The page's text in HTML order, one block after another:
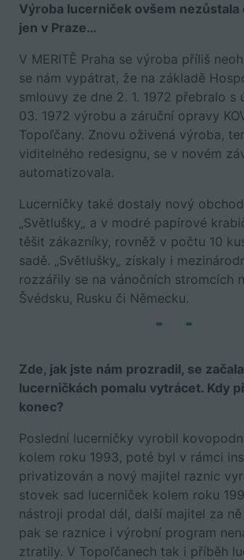
Výroba lucerniček ovšem nezůstala
jen v Praze…
V MERITĚ Praha se výroba příliš
se nám vypátrat, že na základě
smlouvy ze dne 2. 1. 1972 přebralo s
03. 1972 výrobu a záruční opravy
Topoľčany. Znovu oživená výroba,
viditelného redesignu, se v novém
automatizovala.
Lucerničky také dostaly nový
„Světlušky„ a v modré papírové
těšit zákazníky, rovněž v počtu 10
sadě. „Světlušky„ získaly i
rozzářily se na vánočních stromcích
Švédsku, Rusku či Německu.
Zde, jak jste nám prozradil, se
lucerničkách pomalu vytrácet. Kdy
konec?
Poslední lucerničky vyrobil
kolem roku 1993, poté byl v rámci
privatizován a nový majitel raznic
stovek sad lucerniček kolem roku
nástroji prodal dál, další majitel za
pak se raznice i výrobní program
ztratily. V Topoľčanech tak i příběh